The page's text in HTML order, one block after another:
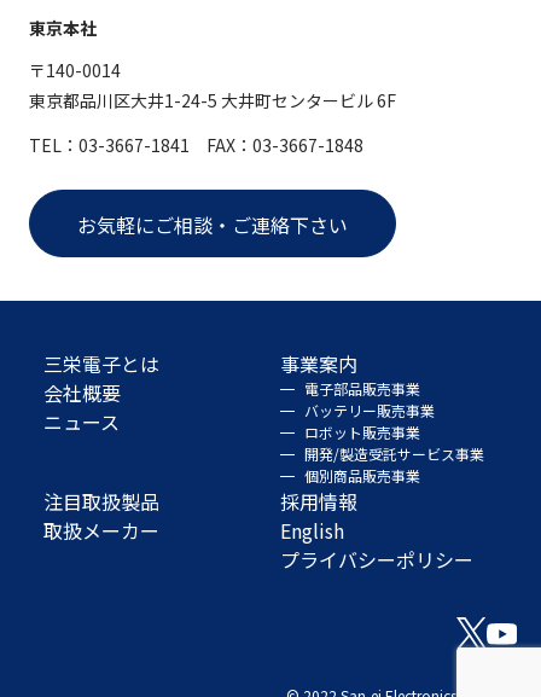
東京本社
〒140-0014
東京都品川区大井1-24-5 大井町センタービル 6F
TEL：03-3667-1841 FAX：03-3667-1848
お気軽にご相談・ご連絡下さい
三栄電子とは
会社概要
ニュース
事業案内
電子部品販売事業
バッテリー販売事業
ロボット販売事業
開発/製造受託サービス事業
個別商品販売事業
注目取扱製品
取扱メーカー
採用情報
English
プライバシーポリシー